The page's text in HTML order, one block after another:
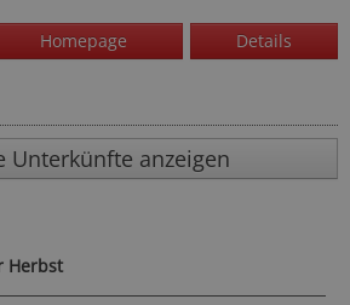
Homepage Details
Unterkünfte anzeigen
Herbst